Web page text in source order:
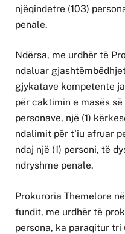
njëqindetre (103)
penale.
Ndërsa, me urdhër të
ndaluar
gjykatave kompetente
për caktimin e masës
personave, një (1)
ndalimit për t’iu afruar
ndaj një (1) personi, të
ndryshme penale.
Prokuroria Themelore
fundit, me urdhër të
persona, ka paraqitur